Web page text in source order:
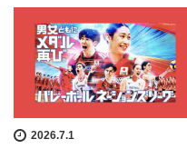
2026.7.1